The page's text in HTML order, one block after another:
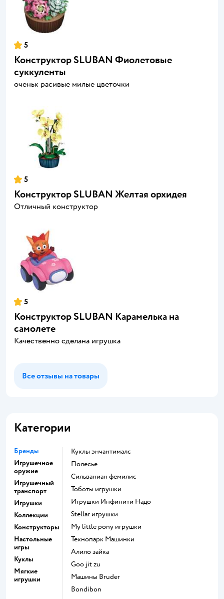
5
Конструктор SLUBAN Фиолетовые
суккуленты
оченьк расивые милые цветочки
5
Конструктор SLUBAN Желтая орхидея
Отличный конструктор
5
Конструктор SLUBAN Карамелька на
самолете
Качественно сделана игрушка
Все отзывы на товары
Категории
Бренды
Игрушечное
оружие
Игрушечный
транспорт
Игрушки
Коллекции
Конструкторы
Настольные
игры
Куклы
Мягкие
игрушки
Куклы энчантималс
Полесье
Сильваниан фемилис
Тоботы игрушки
Игрушки Инфинити Надо
Stellar игрушки
my little pony игрушки
Технопарк Машинки
Алило зайка
Goo jit zu
Машины Bruder
Bondibon